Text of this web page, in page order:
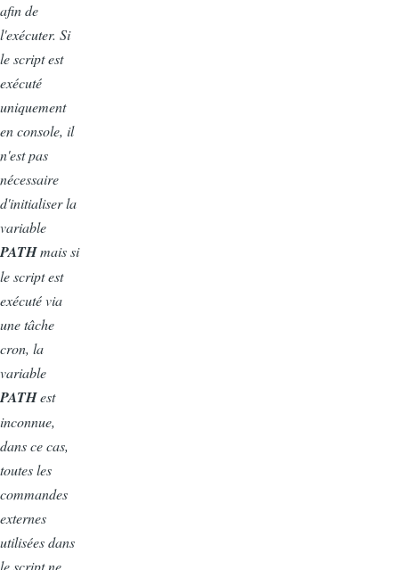
afin de
l'exécuter. Si
le script est
exécuté
uniquement
en console, il
n'est pas
nécessaire
d'initialiser la
variable
PATHmais si
le script est
exécuté via
une tâche
cron, la
variable
PATHest
inconnue,
dans ce cas,
toutes les
commandes
externes
utilisées dans
le script ne